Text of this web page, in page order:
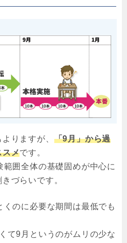
りますが、 「9月」から過
スメです。
囲全体の基礎固めが中心に
づらいです。
のに必要な期間は最低でも
て9月というのがムリの少な